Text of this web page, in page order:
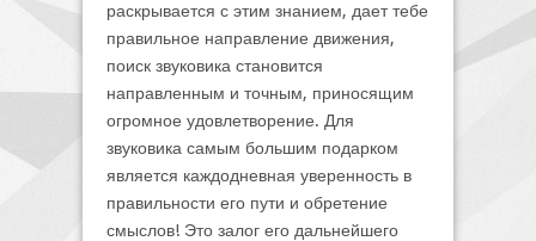
раскрывается с этим знанием, дает тебе
правильное направление движения,
поиск звуковика становится
направленным и точным, приносящим
огромное удовлетворение. Для
звуковика самым большим подарком
является каждодневная уверенность в
правильности его пути и обретение
смыслов! Это залог его дальнейшего